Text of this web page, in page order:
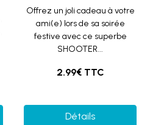
Offrez un joli cadeau à votre
ami(e) lors de sa soirée
festive avec ce superbe
SHOOTER...
2.99€ TTC
Détails